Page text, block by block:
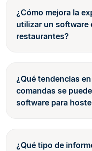
¿Cómo mejora la
utilizar un software
restaurantes?
¿Qué tendencias
comandas se
software para
¿Qué tipo de